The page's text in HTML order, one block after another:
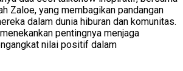
Zaloe, yang membagikan pandangan
dalam dunia hiburan dan komunitas.
pentingnya menjaga
nilai positif dalam